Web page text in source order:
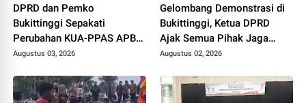
DPRD dan Pemko
Bukittinggi Sepakati
Perubahan KUA-PPAS APBD
2026, Jadi Dasar
APBD
Augustus 03, 2026
Gelombang Demonstrasi di
Bukittinggi, Ketua DPRD
Ajak Semua Pihak Jaga
Kondusivitas.
Augustus 02, 2026